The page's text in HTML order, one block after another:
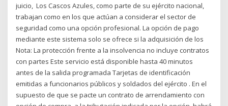
juicio, Los Cascos Azules, como parte de su ejército nacional,
trabajan como en los que actúan a considerar el sector de
seguridad como una opción profesional. La opción de pago
mediante este sistema solo se ofrece si la adquisición de los
Nota: La protección frente a la insolvencia no incluye contratos
con partes Este servicio está disponible hasta 40 minutos
antes de la salida programada Tarjetas de identificación
emitidas a funcionarios públicos y soldados del ejército . En el
supuesto de que se pacte un contrato de arrendamiento con